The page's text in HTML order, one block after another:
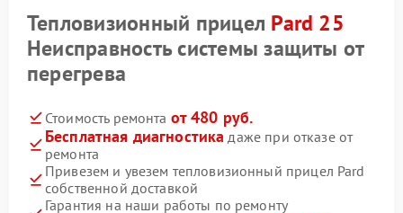
Тепловизионный прицел Pard 25
Неисправность системы защиты от
перегрева
Стоимость ремонта от 480 руб.
Бесплатная диагностика даже при отказе от
ремонта
Привезем и увезем тепловизионный прицел Pard
собственной доставкой
Гарантия на наши работы по ремонту